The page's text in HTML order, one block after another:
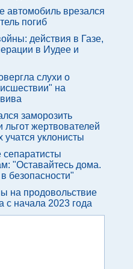
автомобиль врезался
погиб
действия в Газе,
в Иудее и
слухи о
на
заморозить
жертвователей
уклонисты
сепаратисты
"Оставайтесь дома.
безопасности"
на продовольствие
с начала 2023 года